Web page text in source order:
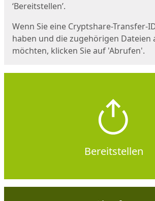
‘Bereitstellen’.
Wenn Sie eine Cryptshare-Transfer-
haben und die zugehörigen Dateien
möchten, klicken Sie auf 'Abrufen'.
Bereitstellen